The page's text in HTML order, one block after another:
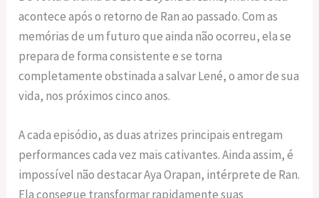
acontece após o retorno de Ran ao passado. Com as
memórias de um futuro que ainda não ocorreu, ela se
prepara de forma consistente e se torna
completamente obstinada a salvar Lené, o amor de sua
vida, nos próximos cinco anos.
A cada episódio, as duas atrizes principais entregam
performances cada vez mais cativantes. Ainda assim, é
impossível não destacar Aya Orapan, intérprete de Ran.
Ela consegue transformar rapidamente suas